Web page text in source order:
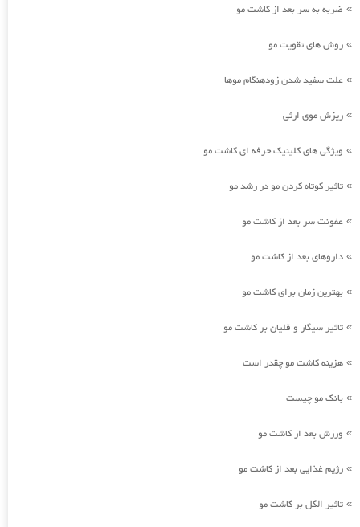
» ضربه به سر بعد از کاشت مو
» روش های تقویت مو
» علت سفید شدن زودهنگام موها
» ریزش موی ارثی
» ویژگی های کلینیک حرفه ای کاشت مو
» تاثیر کوتاه کردن مو در رشد مو
» عفونت سر بعد از کاشت مو
» داروهای بعد از کاشت مو
» بهترین زمان برای کاشت مو
» تاثیر سیگار و قلیان بر کاشت مو
» هزینه کاشت مو چقدر است
» بانک مو چیست
» ورزش بعد از کاشت مو
» رژیم غذایی بعد از کاشت مو
» تاثیر الکل بر کاشت مو